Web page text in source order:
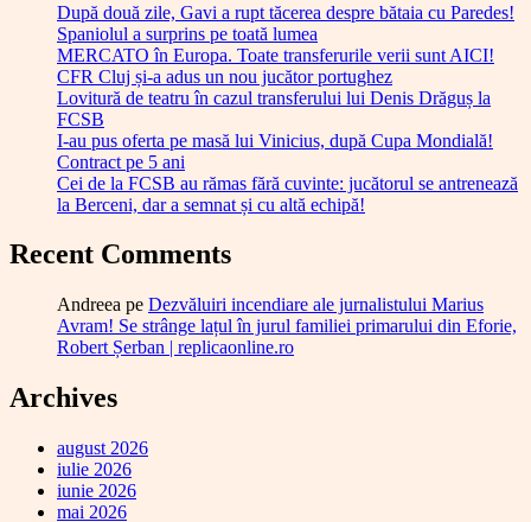
După două zile, Gavi a rupt tăcerea despre bătaia cu Paredes!
Spaniolul a surprins pe toată lumea
MERCATO în Europa. Toate transferurile verii sunt AICI!
CFR Cluj și-a adus un nou jucător portughez
Lovitură de teatru în cazul transferului lui Denis Drăguș la
FCSB
I-au pus oferta pe masă lui Vinicius, după Cupa Mondială!
Contract pe 5 ani
Cei de la FCSB au rămas fără cuvinte: jucătorul se antrenează
la Berceni, dar a semnat și cu altă echipă!
Recent Comments
Andreea pe Dezvăluiri incendiare ale jurnalistului Marius
Avram! Se strânge lațul în jurul familiei primarului din Eforie,
Robert Șerban | replicaonline.ro
Archives
august 2026
iulie 2026
iunie 2026
mai 2026